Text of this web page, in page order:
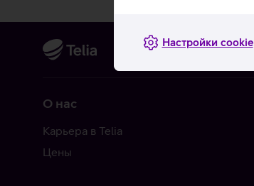
Настройки cookie
О нас
Карьера в Telia
Цены